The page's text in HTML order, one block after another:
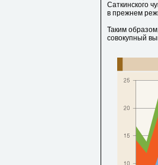
Саткинского
в прежнем
Таким
совокупный